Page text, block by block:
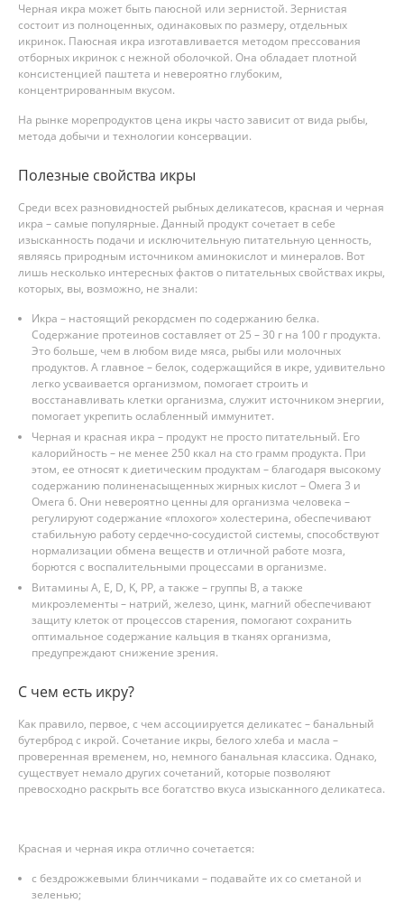
Черная икра может быть паюсной или зернистой. Зернистая
состоит из полноценных, одинаковых по размеру, отдельных
икринок. Паюсная икра изготавливается методом прессования
отборных икринок с нежной оболочкой. Она обладает плотной
консистенцией паштета и невероятно глубоким,
концентрированным вкусом.
На рынке морепродуктов цена икры часто зависит от вида рыбы,
метода добычи и технологии консервации.
Полезные свойства икры
Среди всех разновидностей рыбных деликатесов, красная и черная
икра – самые популярные. Данный продукт сочетает в себе
изысканность подачи и исключительную питательную ценность,
являясь природным источником аминокислот и минералов. Вот
лишь несколько интересных фактов о питательных свойствах икры,
которых, вы, возможно, не знали:
Икра – настоящий рекордсмен по содержанию белка.
Содержание протеинов составляет от 25 – 30 г на 100 г продукта.
Это больше, чем в любом виде мяса, рыбы или молочных
продуктов. А главное – белок, содержащийся в икре, удивительно
легко усваивается организмом, помогает строить и
восстанавливать клетки организма, служит источником энергии,
помогает укрепить ослабленный иммунитет.
Черная и красная икра – продукт не просто питательный. Его
калорийность – не менее 250 ккал на сто грамм продукта. При
этом, ее относят к диетическим продуктам – благодаря высокому
содержанию полиненасыщенных жирных кислот – Омега 3 и
Омега 6. Они невероятно ценны для организма человека –
регулируют содержание «плохого» холестерина, обеспечивают
стабильную работу сердечно-сосудистой системы, способствуют
нормализации обмена веществ и отличной работе мозга,
борются с воспалительными процессами в организме.
Витамины А, Е, D, K, PP, а также – группы B, а также
микроэлементы – натрий, железо, цинк, магний обеспечивают
защиту клеток от процессов старения, помогают сохранить
оптимальное содержание кальция в тканях организма,
предупреждают снижение зрения.
С чем есть икру?
Как правило, первое, с чем ассоциируется деликатес – банальный
бутерброд с икрой. Сочетание икры, белого хлеба и масла –
проверенная временем, но, немного банальная классика. Однако,
существует немало других сочетаний, которые позволяют
превосходно раскрыть все богатство вкуса изысканного деликатеса.
Красная и черная икра отлично сочетается:
с бездрожжевыми блинчиками – подавайте их со сметаной и
зеленью;